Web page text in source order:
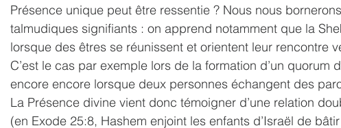
Présence unique peut être ressentie ? Nous nous
talmudiques signifiants : on apprend notamment que la
lorsque des êtres se réunissent et orientent leur rencontre
C’est le cas par exemple lors de la formation d’un quorum
encore encore lorsque deux personnes échangent des
La Présence divine vient donc témoigner d’une relation
(en Exode 25:8, Hashem enjoint les enfants d’Israël de